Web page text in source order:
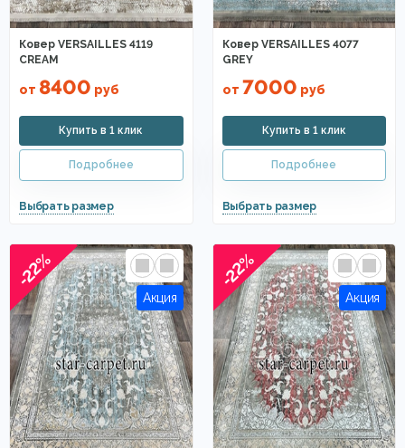
Ковер VERSAILLES 4119
CREAM
от 8400 руб
Ковер VERSAILLES 4077
GREY
от 7000 руб
-22% -22%